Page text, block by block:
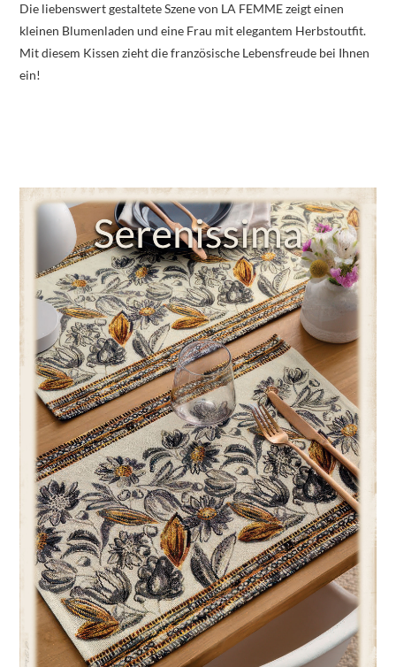
Die liebenswert gestaltete Szene von LA FEMME zeigt einen
kleinen Blumenladen und eine Frau mit elegantem Herbstoutfit.
Mit diesem Kissen zieht die französische Lebensfreude bei Ihnen
ein!